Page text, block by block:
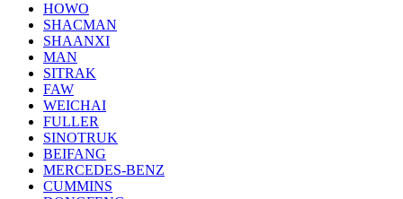
HOWO
SHACMAN
SHAANXI
MAN
SITRAK
FAW
WEICHAI
FULLER
SINOTRUK
BEIFANG
MERCEDES-BENZ
CUMMINS